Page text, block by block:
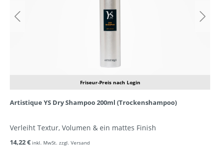
Friseur-Preis nach Login
Artistique YS Dry Shampoo 200ml (Trockenshampoo)
Verleiht Textur, Volumen & ein mattes Finish
14,22 € inkl. MwSt. zzgl. Versand